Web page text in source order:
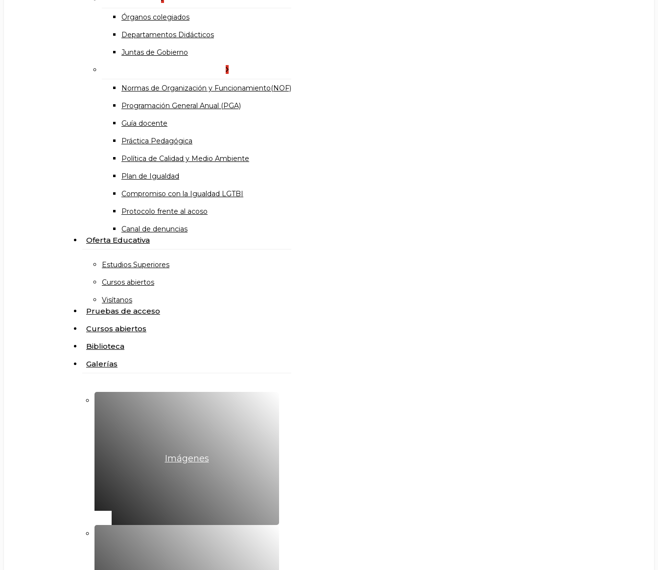
Órganos colegiados
Departamentos Didácticos
Juntas de Gobierno
Normas de Organización y Funcionamiento(NOF)
Programación General Anual (PGA)
Guía docente
Práctica Pedagógica
Política de Calidad y Medio Ambiente
Plan de Igualdad
Compromiso con la Igualdad LGTBI
Protocolo frente al acoso
Canal de denuncias
Oferta Educativa
Estudios Superiores
Cursos abiertos
Visítanos
Pruebas de acceso
Cursos abiertos
Biblioteca
Galerías
Imágenes